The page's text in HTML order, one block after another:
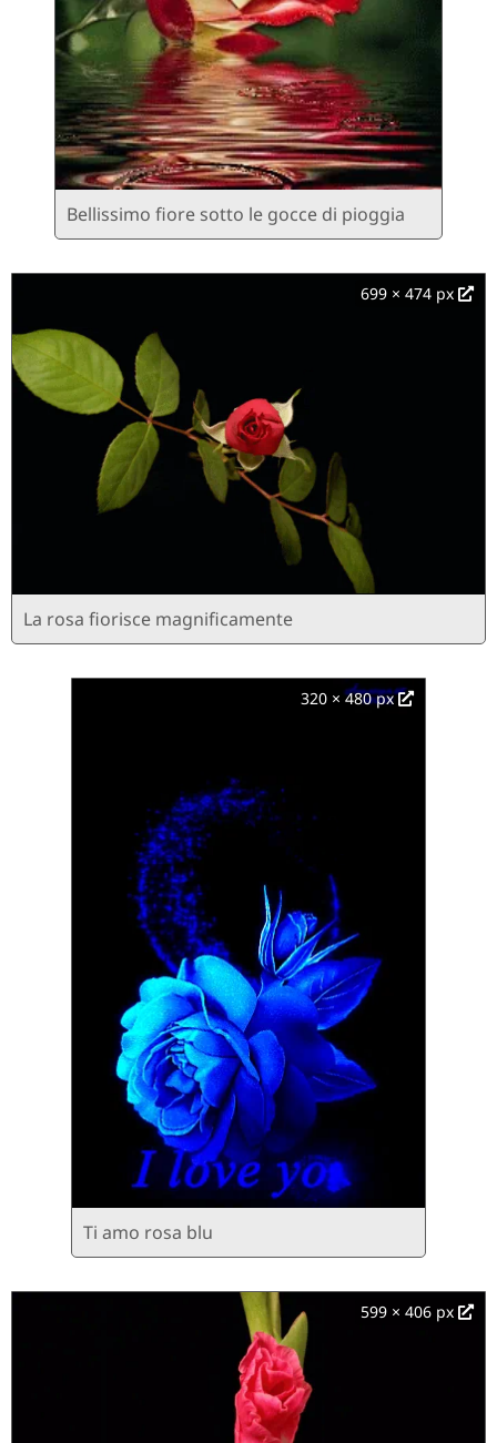
Bellissimo fiore sotto le gocce di pioggia
699 × 474 px
La rosa fiorisce magnificamente
320 × 480 px
Ti amo rosa blu
599 × 406 px